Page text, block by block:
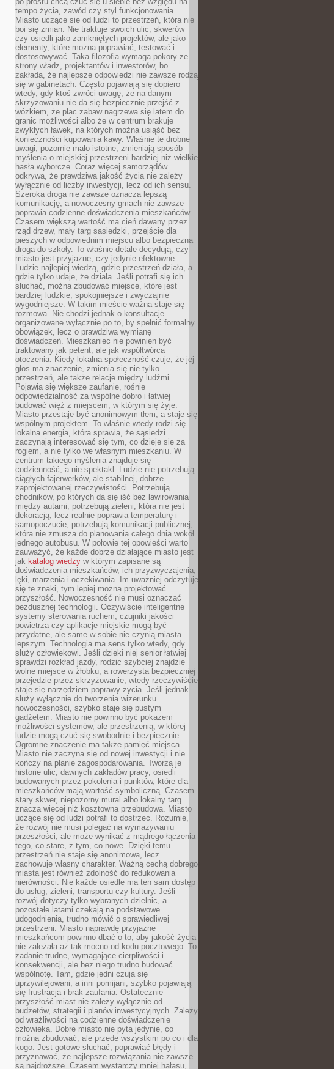
tempo życia, zawód czy styl funkcjonowania.
Miasto uczące się od ludzi to przestrzeń, która nie
boi się zmian. Nie traktuje swoich ulic, skwerów
czy osiedli jako zamkniętych projektów, ale jako
elementy, które można poprawiać, testować i
dostosowywać. Taka filozofia wymaga pokory ze
strony władz, projektantów i inwestorów, bo
zakłada, że najlepsze odpowiedzi nie zawsze rodzą
się w gabinetach. Często pojawiają się dopiero
wtedy, gdy ktoś zwróci uwagę, że na danym
skrzyżowaniu nie da się bezpiecznie przejść z
wózkiem, że plac zabaw nagrzewa się latem do
granic możliwości albo że w centrum brakuje
zwykłych ławek, na których można usiąść bez
konieczności kupowania kawy. Właśnie te drobne
uwagi, pozornie mało istotne, zmieniają sposób
myślenia o miejskiej przestrzeni bardziej niż wielkie
hasła wyborcze. Coraz więcej samorządów
odkrywa, że prawdziwa jakość życia nie zależy
wyłącznie od liczby inwestycji, lecz od ich sensu.
Szeroka droga nie zawsze oznacza lepszą
komunikację, a nowoczesny gmach nie zawsze
poprawia codzienne doświadczenia mieszkańców.
Czasem większą wartość ma cień dawany przez
rząd drzew, mały targ sąsiedzki, przejście dla
pieszych w odpowiednim miejscu albo bezpieczna
droga do szkoły. To właśnie detale decydują, czy
miasto jest przyjazne, czy jedynie efektowne.
Ludzie najlepiej wiedzą, gdzie przestrzeń działa, a
gdzie tylko udaje, że działa. Jeśli potrafi się ich
słuchać, można zbudować miejsce, które jest
bardziej ludzkie, spokojniejsze i zwyczajnie
wygodniejsze. W takim mieście ważna staje się
rozmowa. Nie chodzi jednak o konsultacje
organizowane wyłącznie po to, by spełnić formalny
obowiązek, lecz o prawdziwą wymianę
doświadczeń. Mieszkaniec nie powinien być
traktowany jak petent, ale jak współtwórca
otoczenia. Kiedy lokalna społeczność czuje, że jej
głos ma znaczenie, zmienia się nie tylko
przestrzeń, ale także relacje między ludźmi.
Pojawia się większe zaufanie, rośnie
odpowiedzialność za wspólne dobro i łatwiej
budować więź z miejscem, w którym się żyje.
Miasto przestaje być anonimowym tłem, a staje się
wspólnym projektem. To właśnie wtedy rodzi się
lokalna energia, która sprawia, że sąsiedzi
zaczynają interesować się tym, co dzieje się za
rogiem, a nie tylko we własnym mieszkaniu. W
centrum takiego myślenia znajduje się
codzienność, a nie spektakl. Ludzie nie potrzebują
ciągłych fajerwerków, ale stabilnej, dobrze
zaprojektowanej rzeczywistości. Potrzebują
chodników, po których da się iść bez lawirowania
między autami, potrzebują zieleni, która nie jest
dekoracją, lecz realnie poprawia temperaturę i
samopoczucie, potrzebują komunikacji publicznej,
która nie zmusza do planowania całego dnia wokół
jednego autobusu. W połowie tej opowieści warto
zauważyć, że każde dobrze działające miasto jest
jak katalog wiedzy w którym zapisane są
doświadczenia mieszkańców, ich przyzwyczajenia,
lęki, marzenia i oczekiwania. Im uważniej odczytuje
się te znaki, tym lepiej można projektować
przyszłość. Nowoczesność nie musi oznaczać
bezdusznej technologii. Oczywiście inteligentne
systemy sterowania ruchem, czujniki jakości
powietrza czy aplikacje miejskie mogą być
przydatne, ale same w sobie nie czynią miasta
lepszym. Technologia ma sens tylko wtedy, gdy
służy człowiekowi. Jeśli dzięki niej senior łatwiej
sprawdzi rozkład jazdy, rodzic szybciej znajdzie
wolne miejsce w żłobku, a rowerzysta bezpieczniej
przejedzie przez skrzyżowanie, wtedy rzeczywiście
staje się narzędziem poprawy życia. Jeśli jednak
służy wyłącznie do tworzenia wizerunku
nowoczesności, szybko staje się pustym
gadżetem. Miasto nie powinno być pokazem
możliwości systemów, ale przestrzenią, w której
ludzie mogą czuć się swobodnie i bezpiecznie.
Ogromne znaczenie ma także pamięć miejsca.
Miasto nie zaczyna się od nowej inwestycji i nie
kończy na planie zagospodarowania. Tworzą je
historie ulic, dawnych zakładów pracy, osiedli
budowanych przez pokolenia i punktów, które dla
mieszkańców mają wartość symboliczną. Czasem
stary skwer, niepozorny mural albo lokalny targ
znaczą więcej niż kosztowna przebudowa. Miasto
uczące się od ludzi potrafi to dostrzec. Rozumie,
że rozwój nie musi polegać na wymazywaniu
przeszłości, ale może wynikać z mądrego łączenia
tego, co stare, z tym, co nowe. Dzięki temu
przestrzeń nie staje się anonimowa, lecz
zachowuje własny charakter. Ważną cechą dobrego
miasta jest również zdolność do redukowania
nierówności. Nie każde osiedle ma ten sam dostęp
do usług, zieleni, transportu czy kultury. Jeśli
rozwój dotyczy tylko wybranych dzielnic, a
pozostałe latami czekają na podstawowe
udogodnienia, trudno mówić o sprawiedliwej
przestrzeni. Miasto naprawdę przyjazne
mieszkańcom powinno dbać o to, aby jakość życia
nie zależała aż tak mocno od kodu pocztowego. To
zadanie trudne, wymagające cierpliwości i
konsekwencji, ale bez niego trudno budować
wspólnotę. Tam, gdzie jedni czują się
uprzywilejowani, a inni pomijani, szybko pojawiają
się frustracja i brak zaufania. Ostatecznie
przyszłość miast nie zależy wyłącznie od
budżetów, strategii i planów inwestycyjnych. Zależy
od wrażliwości na codzienne doświadczenie
człowieka. Dobre miasto nie pyta jedynie, co
można zbudować, ale przede wszystkim po co i dla
kogo. Jest gotowe słuchać, poprawiać błędy i
przyznawać, że najlepsze rozwiązania nie zawsze
są najdroższe. Czasem wystarczy mniej hałasu,